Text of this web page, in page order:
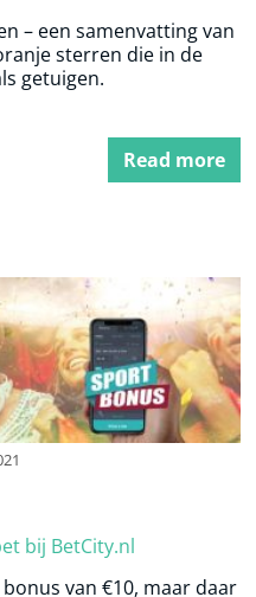
– een samenvatting van
sterren die in de
getuigen.
Read more
bij BetCity.nl
van €10, maar daar